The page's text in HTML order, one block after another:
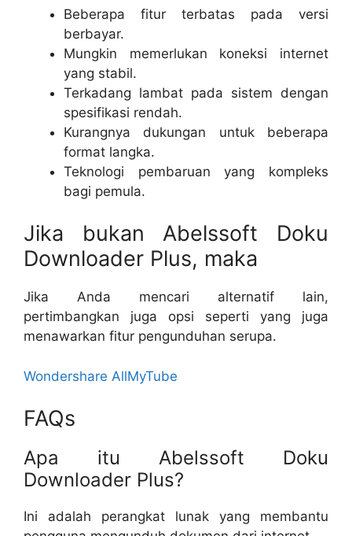
Beberapa fitur terbatas pada versi
berbayar.
Mungkin memerlukan koneksi internet
yang stabil.
Terkadang lambat pada sistem dengan
spesifikasi rendah.
Kurangnya dukungan untuk beberapa
format langka.
Teknologi pembaruan yang kompleks
bagi pemula.
Jika bukan Abelssoft Doku
Downloader Plus, maka
Jika Anda mencari alternatif lain,
pertimbangkan juga opsi seperti yang juga
menawarkan fitur pengunduhan serupa.
Wondershare AllMyTube
FAQs
Apa itu Abelssoft Doku
Downloader Plus?
Ini adalah perangkat lunak yang membantu